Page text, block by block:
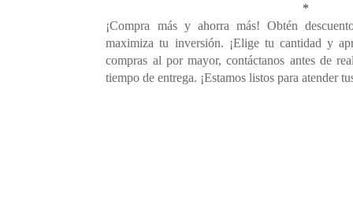
*
¡Compra más y ahorra más! Obtén
maximiza tu inversión. ¡Elige tu cantidad y
compras al por mayor, contáctanos antes de
tiempo de entrega. ¡Estamos listos para atender